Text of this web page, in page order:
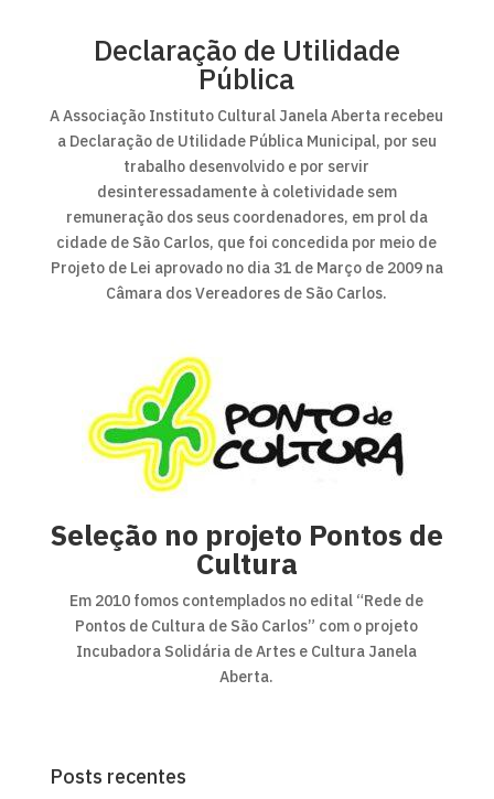
Declaração de Utilidade
Pública
A Associação Instituto Cultural Janela Aberta recebeu
a Declaração de Utilidade Pública Municipal, por seu
trabalho desenvolvido e por servir
desinteressadamente à coletividade sem
remuneração dos seus coordenadores, em prol da
cidade de São Carlos, que foi concedida por meio de
Projeto de Lei aprovado no dia 31 de Março de 2009 na
Câmara dos Vereadores de São Carlos.
Seleção no projeto Pontos de
Cultura
Em 2010 fomos contemplados no edital “Rede de
Pontos de Cultura de São Carlos” com o projeto
Incubadora Solidária de Artes e Cultura Janela
Aberta.
Posts recentes